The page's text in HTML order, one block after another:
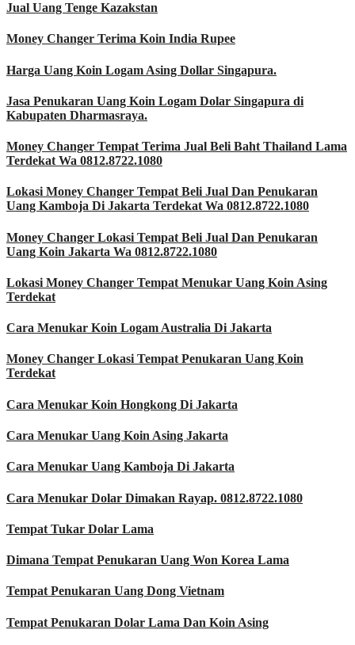
Jual Uang Tenge Kazakstan
Money Changer Terima Koin India Rupee
Harga Uang Koin Logam Asing Dollar Singapura.
Jasa Penukaran Uang Koin Logam Dolar Singapura di
Kabupaten Dharmasraya.
Money Changer Tempat Terima Jual Beli Baht Thailand Lama
Terdekat Wa 0812.8722.1080
Lokasi Money Changer Tempat Beli Jual Dan Penukaran
Uang Kamboja Di Jakarta Terdekat Wa 0812.8722.1080
Money Changer Lokasi Tempat Beli Jual Dan Penukaran
Uang Koin Jakarta Wa 0812.8722.1080
Lokasi Money Changer Tempat Menukar Uang Koin Asing
Terdekat
Cara Menukar Koin Logam Australia Di Jakarta
Money Changer Lokasi Tempat Penukaran Uang Koin
Terdekat
Cara Menukar Koin Hongkong Di Jakarta
Cara Menukar Uang Koin Asing Jakarta
Cara Menukar Uang Kamboja Di Jakarta
Cara Menukar Dolar Dimakan Rayap. 0812.8722.1080
Tempat Tukar Dolar Lama
Dimana Tempat Penukaran Uang Won Korea Lama
Tempat Penukaran Uang Dong Vietnam
Tempat Penukaran Dolar Lama Dan Koin Asing